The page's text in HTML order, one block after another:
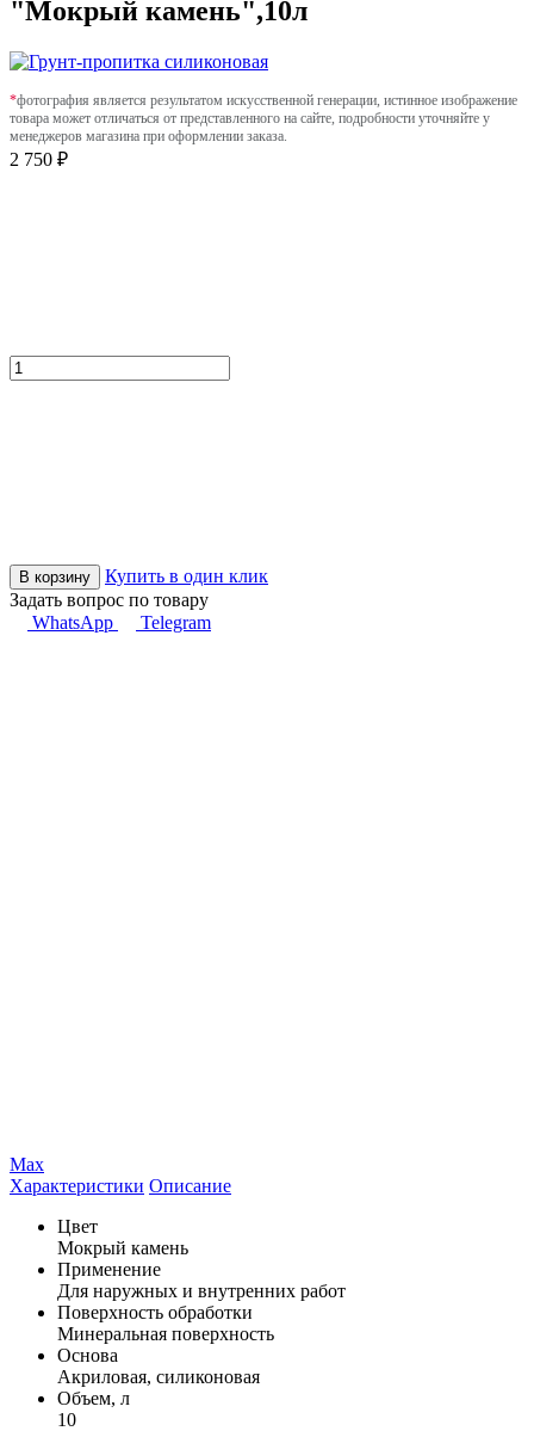
"Мокрый камень",10л
*фотография является результатом искусственной генерации, истинное изображение
товара может отличаться от представленного на сайте, подробности уточняйте у
менеджеров магазина при оформлении заказа.
2 750 ₽
В корзину
Купить в один клик
Задать вопрос по товару
WhatsApp
Telegram
Max
Характеристики Описание
Цвет
Мокрый камень
Применение
Для наружных и внутренних работ
Поверхность обработки
Минеральная поверхность
Основа
Акриловая, силиконовая
Объем, л
10